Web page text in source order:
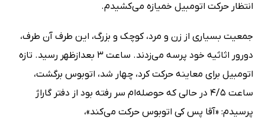
انتظار حرکت اتومبیل خمیازه می‌کشیدم.
جمعیت بسیاری از زن و مرد، کوچک و بزرگ، این طرف آن طرف،
دورور اثاثیه خود پرسه می‌زدند. ساعت 3 بعدازظهر رسید. تازه
اتومبیل برای معاینه حرکت کرد، چهار شد، اتوبوس برگشت،
ساعت 4/5 در حالی که حوصله‌ام سر رفته بود از دفتر گاراژ
پرسیدم: «آقا پس کی اتوبوس حرکت می‌کند»،